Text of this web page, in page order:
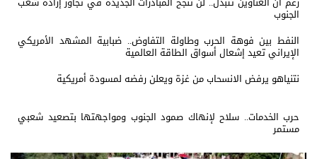
الجنوب
النفط بين فوهة الحرب وطاولة التفاوض.. ضبابية المشهد الأمريكي
الإيراني تعيد إشعال أسواق الطاقة العالمية
نتنياهو يرفض الانسحاب من غزة ويعلن رفضه لمسودة أمريكية
حرب الخدمات.. سلاح لإنهاك صمود الجنوب ومواجهتها بتصعيد شعبي
مستمر